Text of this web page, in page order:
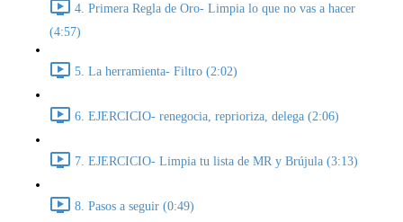
4. Primera Regla de Oro- Limpia lo que no vas a hacer
(4:57)
5. La herramienta- Filtro (2:02)
6. EJERCICIO- renegocia, reprioriza, delega (2:06)
7. EJERCICIO- Limpia tu lista de MR y Brújula (3:13)
8. Pasos a seguir (0:49)